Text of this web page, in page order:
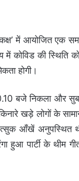
में आयोजित एक
कोविड की स्थिति
होगी।
बजे निकला और
खड़े लोगों के
आँखें अनुपस्थित
पार्टी के थीम गीत